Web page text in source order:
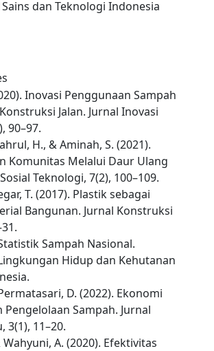
Sains dan Teknologi Indonesia
Inovasi Penggunaan Sampah
Jalan. Jurnal Inovasi
90–97.
H., & Aminah, S. (2021).
Komunitas Melalui Daur Ulang
Teknologi, 7(2), 100–109.
T. (2017). Plastik sebagai
Bangunan. Jurnal Konstruksi
Sampah Nasional.
Hidup dan Kehutanan
D. (2022). Ekonomi
Sampah. Jurnal
3(1), 11–20.
A. (2020). Efektivitas